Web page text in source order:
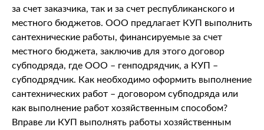
за счет заказчика, так и за счет республиканского и
местного бюджетов. ООО предлагает КУП выполнить
сантехнические работы, финансируемые за счет
местного бюджета, заключив для этого договор
субподряда, где ООО – генподрядчик, а КУП –
субподрядчик. Как необходимо оформить выполнение
сантехнических работ – договором субподряда или
как выполнение работ хозяйственным способом?
Вправе ли КУП выполнять работы хозяйственным